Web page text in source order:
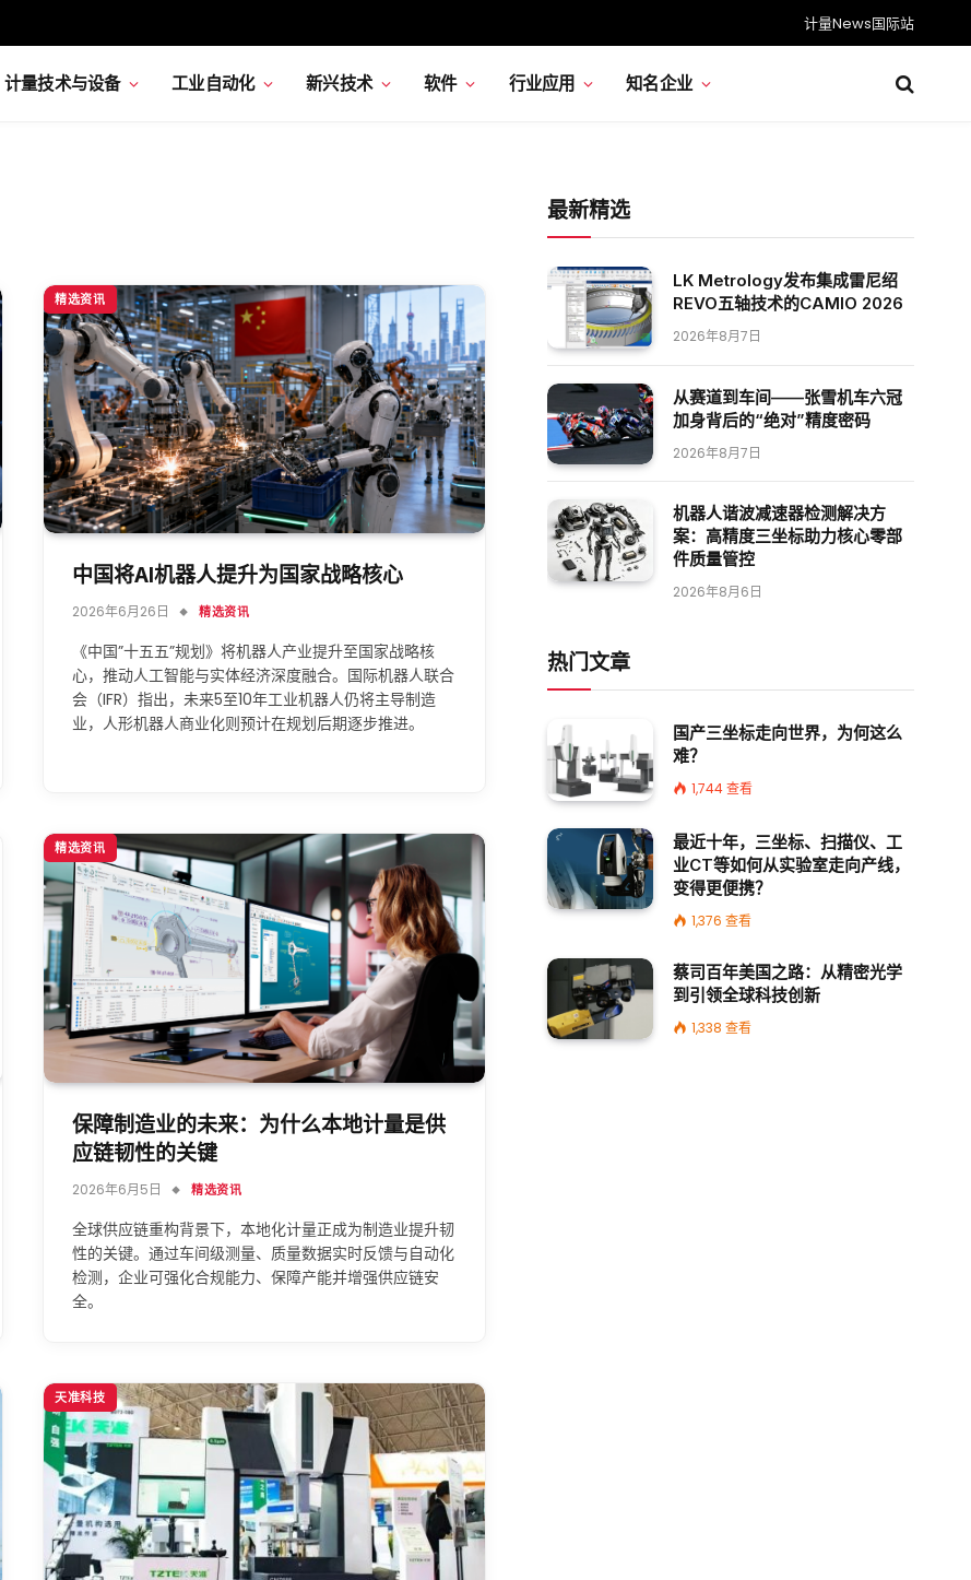
计量News国际站
计量技术与设备 工业自动化 新兴技术 软件 行业应用 知名企业
精选资讯
中国将AI机器人提升为国家战略核心
2026年6月26日 精选资讯
《中国”十五五”规划》将机器人产业提升至国家战略核
心，推动人工智能与实体经济深度融合。国际机器人联合
会（IFR）指出，未来5至10年工业机器人仍将主导制造
业，人形机器人商业化则预计在规划后期逐步推进。
精选资讯
保障制造业的未来：为什么本地计量是供
应链韧性的关键
2026年6月5日 精选资讯
全球供应链重构背景下，本地化计量正成为制造业提升韧
性的关键。通过车间级测量、质量数据实时反馈与自动化
检测，企业可强化合规能力、保障产能并增强供应链安
全。
天准科技
最新精选
LK Metrology发布集成雷尼绍
REVO五轴技术的CAMIO 2026
2026年8月7日
从赛道到车间——张雪机车六冠
加身背后的“绝对”精度密码
2026年8月7日
机器人谐波减速器检测解决方
案：高精度三坐标助力核心零部
件质量管控
2026年8月6日
热门文章
国产三坐标走向世界，为何这么
难？
1,744查看
最近十年，三坐标、扫描仪、工
业CT等如何从实验室走向产线，
变得更便携？
1,376 查看
蔡司百年美国之路：从精密光学
到引领全球科技创新
1,338 查看